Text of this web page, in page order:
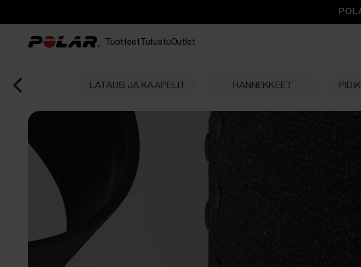
TuotteetTutustuOutlet
LATAUS JA KAAPELIT RANNEKKEET